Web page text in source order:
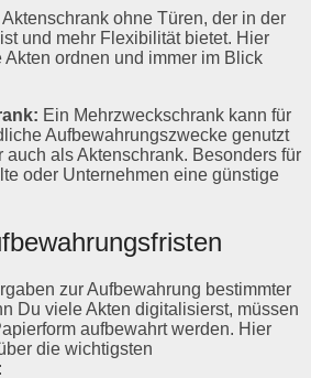
Aktenschrank ohne Türen, der in der
und mehr Flexibilität bietet. Hier
Akten ordnen und immer im Blick
Ein Mehrzweckschrank kann für
Aufbewahrungszwecke genutzt
auch als Aktenschrank. Besonders für
oder Unternehmen eine günstige
zur Aufbewahrung bestimmter
Du viele Akten digitalisierst, müssen
aufbewahrt werden. Hier
die wichtigsten